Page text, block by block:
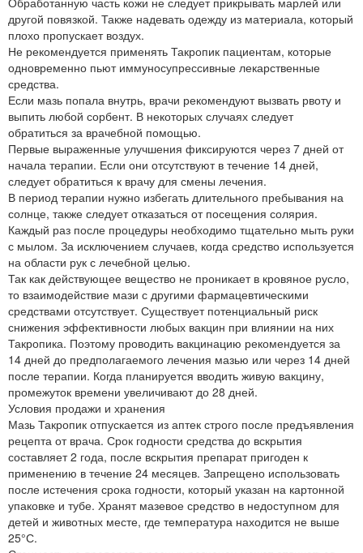
другой повязкой. Также надевать одежду из материала, который
плохо пропускает воздух.
Не рекомендуется применять Такропик пациентам, которые
одновременно пьют иммуносупрессивные лекарственные
средства.
Если мазь попала внутрь, врачи рекомендуют вызвать рвоту и
выпить любой сорбент. В некоторых случаях следует
обратиться за врачебной помощью.
Первые выраженные улучшения фиксируются через 7 дней от
начала терапии. Если они отсутствуют в течение 14 дней,
следует обратиться к врачу для смены лечения.
В период терапии нужно избегать длительного пребывания на
солнце, также следует отказаться от посещения солярия.
Каждый раз после процедуры необходимо тщательно мыть руки
с мылом. За исключением случаев, когда средство используется
на области рук с лечебной целью.
Так как действующее вещество не проникает в кровяное русло,
то взаимодействие мази с другими фармацевтическими
средствами отсутствует. Существует потенциальный риск
снижения эффективности любых вакцин при влиянии на них
Такропика. Поэтому проводить вакцинацию рекомендуется за
14 дней до предполагаемого лечения мазью или через 14 дней
после терапии. Когда планируется вводить живую вакцину,
промежуток времени увеличивают до 28 дней.
Условия продажи и хранения
Мазь Такропик отпускается из аптек строго после предъявления
рецепта от врача. Срок годности средства до вскрытия
составляет 2 года, после вскрытия препарат пригоден к
применению в течение 24 месяцев. Запрещено использовать
после истечения срока годности, который указан на картонной
упаковке и тубе. Хранят мазевое средство в недоступном для
детей и животных месте, где температура находится не выше
25°С.